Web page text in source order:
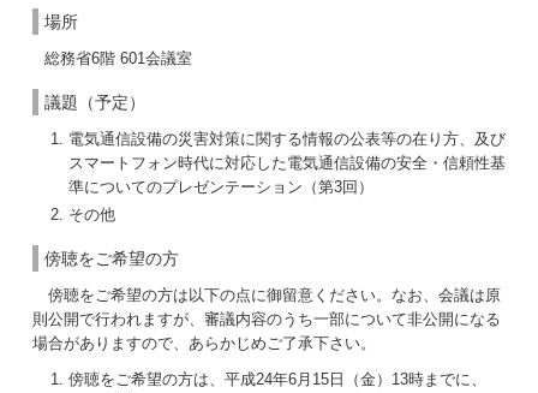
場所
総務省6階 601会議室
議題（予定）
電気通信設備の災害対策に関する情報の公表等の在り方、及び
スマートフォン時代に対応した電気通信設備の安全・信頼性基
準についてのプレゼンテーション（第3回）
その他
傍聴をご希望の方
傍聴をご希望の方は以下の点に御留意ください。なお、会議は原
則公開で行われますが、審議内容のうち一部について非公開になる
場合がありますので、あらかじめご了承下さい。
傍聴をご希望の方は、平成24年6月15日（金）13時までに、